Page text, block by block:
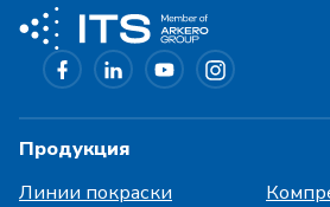
Продукция
Линии покраски